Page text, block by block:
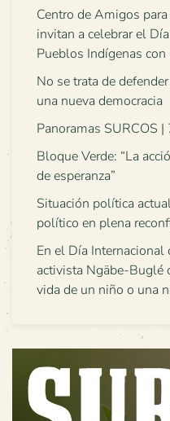
Centro de Amigos
invitan a celebrar el
Pueblos Indígenas con
No se trata de
una nueva democracia
Panoramas SURCOS
Bloque Verde: “La
de esperanza”
Situación política
político en plena
En el Día
activista Ngäbe-Buglé
vida de un niño o una